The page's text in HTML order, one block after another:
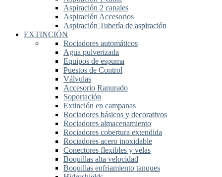
Aspiración 2 canales
Aspiración Accesorios
Aspiración Tubería de aspiración
EXTINCIÓN
Rociadores automáticos
Agua pulverizada
Equipos de espuma
Puestos de Control
Válvulas
Accesorio Ranurado
Soportación
Extinción en campanas
Rociadores básicos y decorativos
Rociadores almacenamiento
Rociadores cobertura extendida
Rociadores acero inoxidable
Conectores flexibles y velas
Boquillas alta velocidad
Boquillas enfriamiento tanques